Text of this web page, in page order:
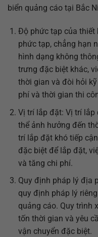
biển quảng cáo tại Bắc
Độ phức tạp của thiết
phức tạp, chẳng hạn
hình dạng không
trưng đặc biệt khác,
thời gian và đòi hỏi
phí và thời gian thi
Vị trí lắp đặt: Vị trí lắp
thể ảnh hưởng đến
trí lắp đặt khó tiếp
đặc biệt để lắp đặt,
và tăng chi phí.
Quy định pháp lý địa
quy định pháp lý
quảng cáo. Quy trình
tốn thời gian và yêu
vận chuyển đặc biệt.